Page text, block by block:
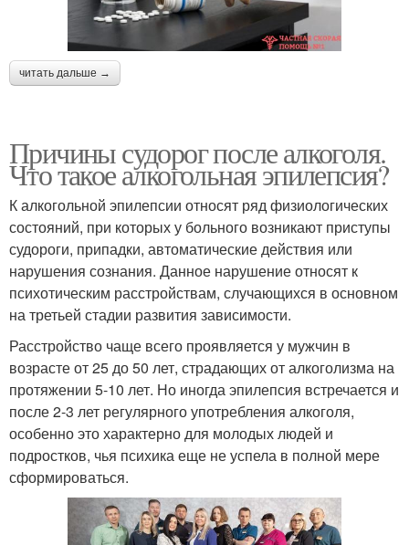
читать дальше →
Причины судорог после алкоголя.
Что такое алкогольная эпилепсия?
К алкогольной эпилепсии относят ряд физиологических
состояний, при которых у больного возникают приступы
судороги, припадки, автоматические действия или
нарушения сознания. Данное нарушение относят к
психотическим расстройствам, случающихся в основном
на третьей стадии развития зависимости.
Расстройство чаще всего проявляется у мужчин в
возрасте от 25 до 50 лет, страдающих от алкоголизма на
протяжении 5-10 лет. Но иногда эпилепсия встречается и
после 2-3 лет регулярного употребления алкоголя,
особенно это характерно для молодых людей и
подростков, чья психика еще не успела в полной мере
сформироваться.